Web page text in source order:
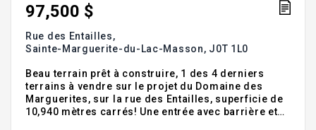
97,500 $
Rue des Entailles,
Sainte-Marguerite-du-Lac-Masson, J0T 1L0
Beau terrain prêt à construire, 1 des 4 derniers
terrains à vendre sur le projet du Domaine des
Marguerites, sur la rue des Entailles, superficie de
10,940 mètres carrés! Une entrée avec barrière et